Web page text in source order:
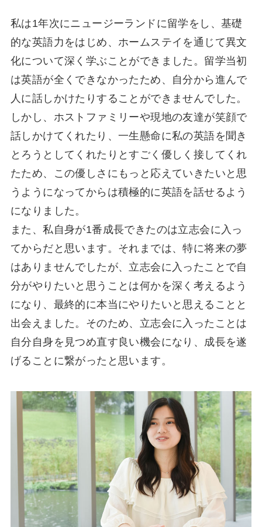
私は1年次にニュージーランドに留学をし、基礎
的な英語力をはじめ、ホームステイを通じて異文
化について深く学ぶことができました。留学当初
は英語が全くできなかったため、自分から進んで
人に話しかけたりすることができませんでした。
しかし、ホストファミリーや現地の友達が笑顔で
話しかけてくれたり、一生懸命に私の英語を聞き
とろうとしてくれたりとすごく優しく接してくれ
たため、この優しさにもっと応えていきたいと思
うようになってからは積極的に英語を話せるよう
になりました。
また、私自身が1番成長できたのは立志会に入っ
てからだと思います。それまでは、特に将来の夢
はありませんでしたが、立志会に入ったことで自
分がやりたいと思うことは何かを深く考えるよう
になり、最終的に本当にやりたいと思えることと
出会えました。そのため、立志会に入ったことは
自分自身を見つめ直す良い機会になり、成長を遂
げることに繋がったと思います。